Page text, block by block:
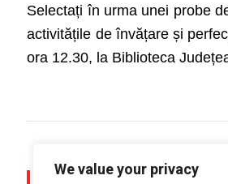
We value your privacy
Selectați în urma unei probe
activitățile de învățare și
ora 12.30, la Biblioteca